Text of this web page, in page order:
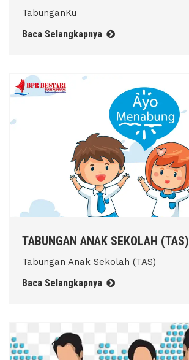
TabunganKu
Baca Selangkapnya
TABUNGAN ANAK SEKOLAH (TAS)
Tabungan Anak Sekolah (TAS)
Baca Selangkapnya